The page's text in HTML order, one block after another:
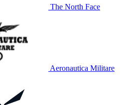
The North Face
Aeronautica Militare